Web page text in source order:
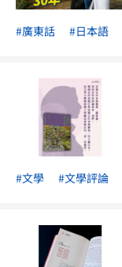
#廣東話 #日本語
#文學 #文學評論